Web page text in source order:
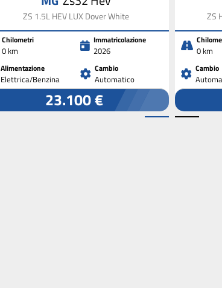
ZS 1.5L HEV LUX Dover White
Chilometri
0 km
Immatricolazione
2026
Alimentazione
Elettrica/Benzina
Cambio
Automatico
23.100 €
ZS
0 km
Cambio